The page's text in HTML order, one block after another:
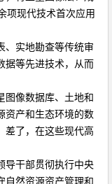
项现代技术首次应用
实地勘查等传统审
据等先进技术，从而
像数据库、土地和
资产和生态环境的数
差了，在这些现代高
干部贯彻执行中央
自然资源资产管理和